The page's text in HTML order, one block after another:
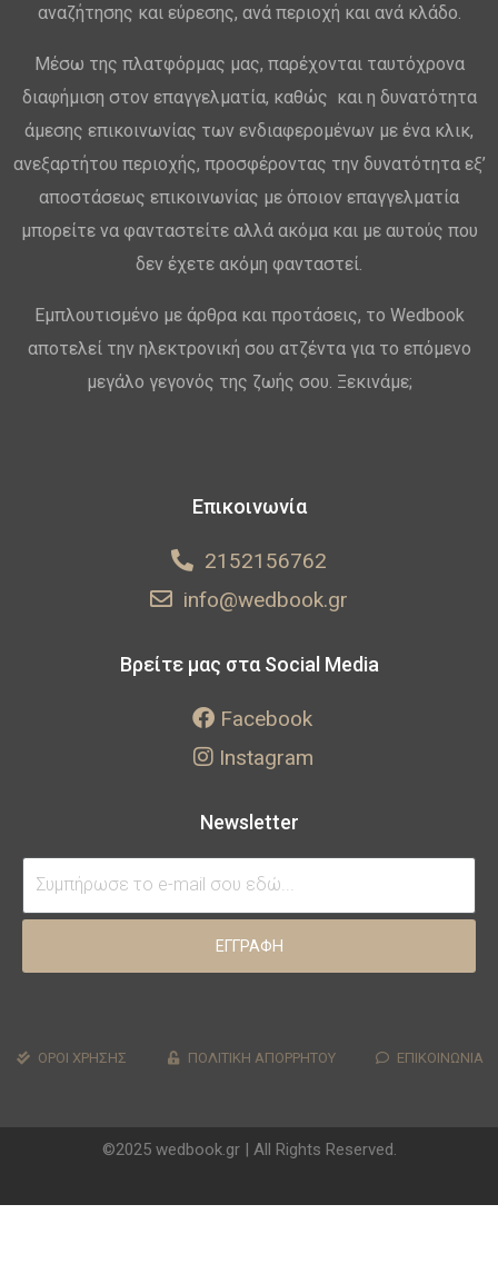
αναζήτησης και εύρεσης, ανά περιοχή και ανά κλάδο.
Μέσω της πλατφόρμας μας, παρέχονται ταυτόχρονα
διαφήμιση στον επαγγελματία, καθώς και η δυνατότητα
άμεσης επικοινωνίας των ενδιαφερομένων με ένα κλικ,
ανεξαρτήτου περιοχής, προσφέροντας την δυνατότητα εξ’
αποστάσεως επικοινωνίας με όποιον επαγγελματία
μπορείτε να φανταστείτε αλλά ακόμα και με αυτούς που
δεν έχετε ακόμη φανταστεί.
Εμπλουτισμένο με άρθρα και προτάσεις, το Wedbook
αποτελεί την ηλεκτρονική σου ατζέντα για το επόμενο
μεγάλο γεγονός της ζωής σου. Ξεκινάμε;
Επικοινωνία
2152156762
info@wedbook.gr
Βρείτε μας στα Social Media
Facebook
Instagram
Newsletter
ΕΓΓΡΑΦΗ
ΟΡΟΙ ΧΡΗΣΗΣ ΠΟΛΙΤΙΚΗ ΑΠΟΡΡΗΤΟΥ ΕΠΙΚΟΙΝΩΝΙΑ
©2025 wedbook.gr | All Rights Reserved.